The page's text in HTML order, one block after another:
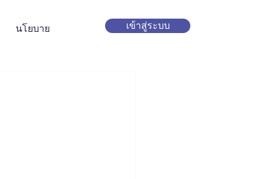
นโยบาย เข้าสู่ระบบ